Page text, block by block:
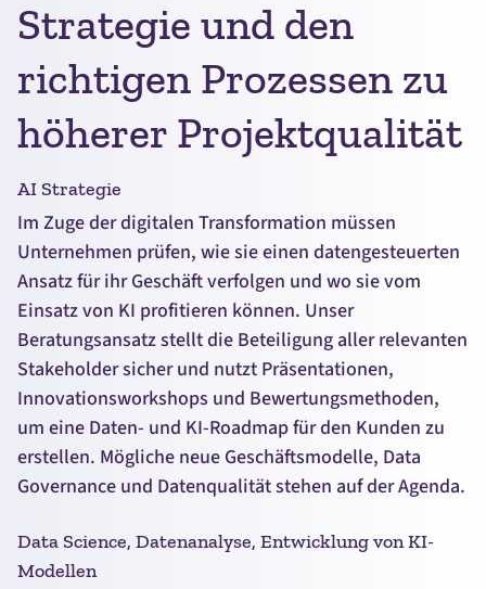
Strategie und den
richtigen Prozessen zu
höherer Projektqualität
AI Strategie
Im Zuge der digitalen Transformation müssen
Unternehmen prüfen, wie sie einen datengesteuerten
Ansatz für ihr Geschäft verfolgen und wo sie vom
Einsatz von KI profitieren können. Unser
Beratungsansatz stellt die Beteiligung aller relevanten
Stakeholder sicher und nutzt Präsentationen,
Innovationsworkshops und Bewertungsmethoden,
um eine Daten- und KI-Roadmapfür den Kunden zu
erstellen. Mögliche neue Geschäftsmodelle, Data
Governance und Datenqualität stehen auf der Agenda.
Data Science, Datenanalyse, Entwicklung von KI-
Modellen